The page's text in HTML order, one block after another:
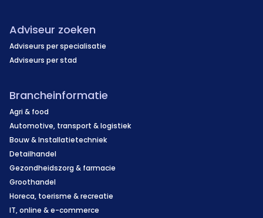
Adviseur zoeken
Adviseurs per specialisatie
Adviseurs per stad
Brancheinformatie
Agri & food
Automotive, transport & logistiek
Bouw & Installatietechniek
Detailhandel
Gezondheidszorg & farmacie
Groothandel
Horeca, toerisme & recreatie
IT, online & e-commerce